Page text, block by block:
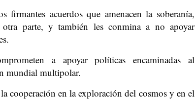
acuerdos que amenacen la soberanía,
parte, y también les conmina a no apoyar
a apoyar políticas encaminadas al
mundial multipolar.
cooperación en la exploración del cosmos y en el